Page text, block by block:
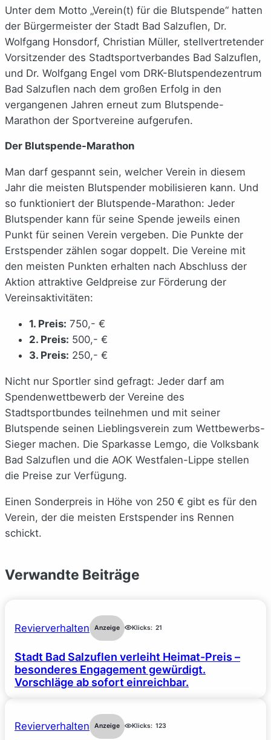
Unter dem Motto „Verein(t) für die Blutspende“ hatten
der Bürgermeister der Stadt Bad Salzuflen, Dr.
Wolfgang Honsdorf, Christian Müller, stellvertretender
Vorsitzender des Stadtsportverbandes Bad Salzuflen,
und Dr. Wolfgang Engel vom DRK-Blutspendezentrum
Bad Salzuflen nach dem großen Erfolg in den
vergangenen Jahren erneut zum Blutspende-
Marathon der Sportvereine aufgerufen.
Der Blutspende-Marathon
Man darf gespannt sein, welcher Verein in diesem
Jahr die meisten Blutspender mobilisieren kann. Und
so funktioniert der Blutspende-Marathon: Jeder
Blutspender kann für seine Spende jeweils einen
Punkt für seinen Verein vergeben. Die Punkte der
Erstspender zählen sogar doppelt. Die Vereine mit
den meisten Punkten erhalten nach Abschluss der
Aktion attraktive Geldpreise zur Förderung der
Vereinsaktivitäten:
1. Preis: 750,- €
2. Preis: 500,- €
3. Preis: 250,- €
Nicht nur Sportler sind gefragt: Jeder darf am
Spendenwettbewerb der Vereine des
Stadtsportbundes teilnehmen und mit seiner
Blutspende seinen Lieblingsverein zum Wettbewerbs-
Sieger machen. Die Sparkasse Lemgo, die Volksbank
Bad Salzuflen und die AOK Westfalen-Lippe stellen
die Preise zur Verfügung.
Einen Sonderpreis in Höhe von 250 € gibt es für den
Verein, der die meisten Erstspender ins Rennen
schickt.
Verwandte Beiträge
Revierverhalten Anzeige Klicks: 21
Stadt Bad Salzuflen verleiht Heimat-Preis –
besonderes Engagement gewürdigt.
Vorschläge ab sofort einreichbar.
Revierverhalten Anzeige Klicks: 123